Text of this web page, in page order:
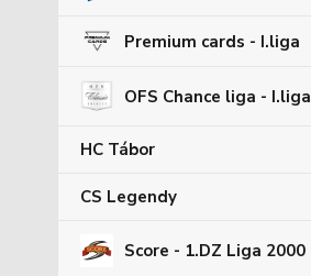
Premium cards - I.liga
OFS Chance liga - I.liga
HC Tábor
CS Legendy
Score - 1.DZ Liga 2000